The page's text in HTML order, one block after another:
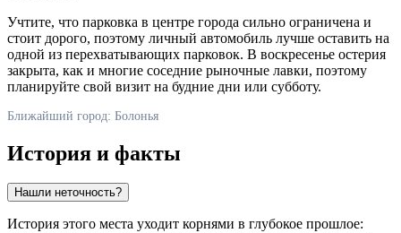
Учтите, что парковка в центре города сильно ограничена и
стоит дорого, поэтому личный автомобиль лучше оставить на
одной из перехватывающих парковок. В воскресенье остерия
закрыта, как и многие соседние рыночные лавки, поэтому
планируйте свой визит на будние дни или субботу.
Ближайший город: Болонья
История и факты
Нашли неточность?
История этого места уходит корнями в глубокое прошлое: